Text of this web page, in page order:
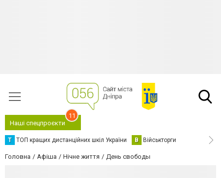
Наші спецпроєкти
11
Т ТОП кращих дистанційних шкіл України В Військторги
Головна Афіша Нічне життя День свободы